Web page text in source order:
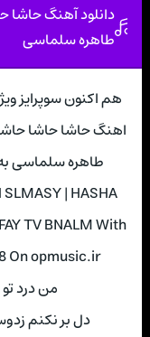
دانلود آهنگ حاشا
طاهره سلماسی
هم اکنون سوپرایز
اهنگ حاشا حاشا
طاهره سلماسی
| HASHA
TV BNALM With
On opmusic.ir
من درد
دل بر نکنم